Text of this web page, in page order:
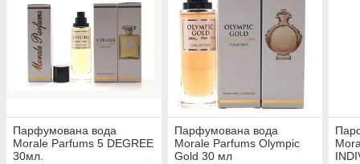
Парфумована вода
Morale Parfums 5 DEGREE
30мл.
Парфумована вода
Morale Parfums Olympic
Gold 30 мл